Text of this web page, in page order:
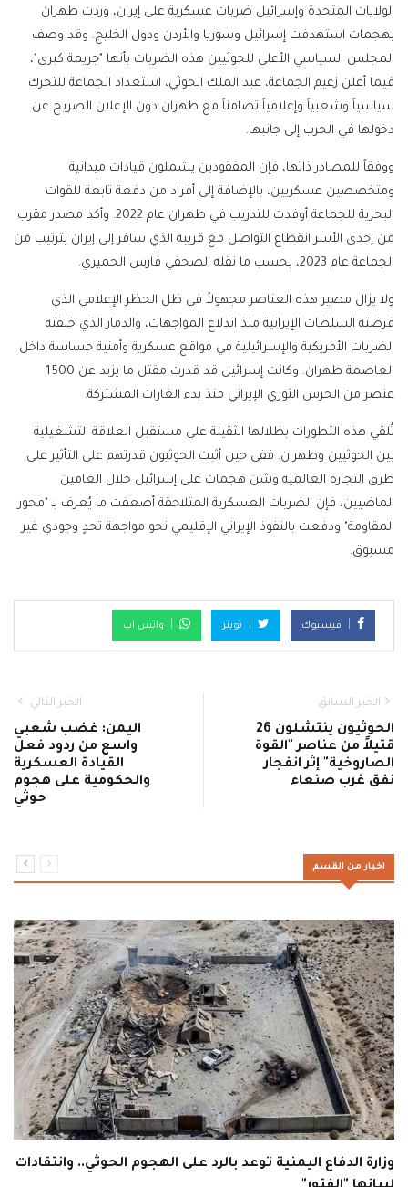
الولايات المتحدة وإسرائيل ضربات عسكرية على إيران، وردت طهران
بهجمات استهدفت إسرائيل وسوريا والأردن ودول الخليج. وقد وصف
المجلس السياسي الأعلى للحوثيين هذه الضربات بأنها "جريمة كبرى"،
فيما أعلن زعيم الجماعة، عبد الملك الحوثي، استعداد الجماعة للتحرك
سياسياً وشعبياً وإعلامياً تضامناً مع طهران دون الإعلان الصريح عن
دخولها في الحرب إلى جانبها.
ووفقاً للمصادر ذاتها، فإن المفقودين يشملون قيادات ميدانية
ومتخصصين عسكريين، بالإضافة إلى أفراد من دفعة تابعة للقوات
البحرية للجماعة أوفدت للتدريب في طهران عام 2022. وأكد مصدر مقرب
من إحدى الأسر انقطاع التواصل مع قريبه الذي سافر إلى إيران بترتيب من
الجماعة عام 2023، بحسب ما نقله الصحفي فارس الحميري.
ولا يزال مصير هذه العناصر مجهولاً في ظل الحظر الإعلامي الذي
فرضته السلطات الإيرانية منذ اندلاع المواجهات، والدمار الذي خلفته
الضربات الأمريكية والإسرائيلية في مواقع عسكرية وأمنية حساسة داخل
العاصمة طهران. وكانت إسرائيل قد قدرت مقتل ما يزيد عن 1500
عنصر من الحرس الثوري الإيراني منذ بدء الغارات المشتركة.
تُلقي هذه التطورات بظلالها الثقيلة على مستقبل العلاقة التشغيلية
بين الحوثيين وطهران. ففي حين أثبت الحوثيون قدرتهم على التأثير على
طرق التجارة العالمية وشن هجمات على إسرائيل خلال العامين
الماضيين، فإن الضربات العسكرية المتلاحقة أضعفت ما يُعرف بـ "محور
المقاومة" ودفعت بالنفوذ الإيراني الإقليمي نحو مواجهة تحدٍ وجودي غير
مسبوق.
فيسبوك تويتر واتس اب
الخبر السابق
الحوثيون ينتشلون 26
قتيلاً من عناصر "القوة
الصاروخية" إثر انفجار
نفق غرب صنعاء
الخبر التالي
اليمن: غضب شعبي
واسع من ردود فعل
القيادة العسكرية
والحكومية على هجوم
حوثي
اخبار من القسم
وزارة الدفاع اليمنية توعد بالرد على الهجوم الحوثي.. وانتقادات